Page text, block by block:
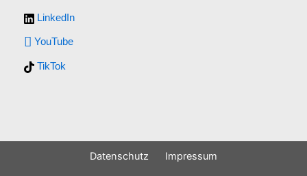
LinkedIn
YouTube
TikTok
Datenschutz Impressum